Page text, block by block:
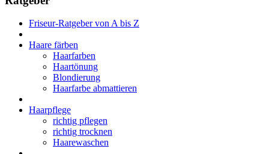
Friseur-Ratgeber von A bis Z
Haare färben
Haarfarben
Haartönung
Blondierung
Haarfarbe abmattieren
Haarpflege
richtig pflegen
richtig trocknen
Haarewaschen